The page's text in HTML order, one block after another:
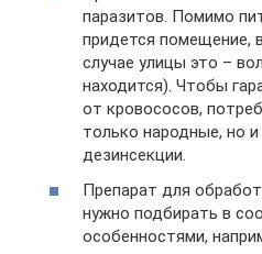
паразитов. Помимо
придется помещение,
случае улицы это –
находится). Чтобы
от кровососов,
только народные, но
дезинсекции.
Препарат для
нужно подбирать в
особенностями,